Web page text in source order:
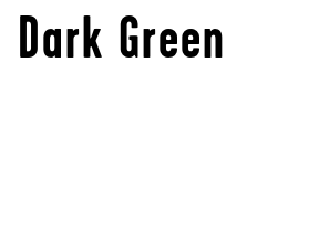
Dark Green